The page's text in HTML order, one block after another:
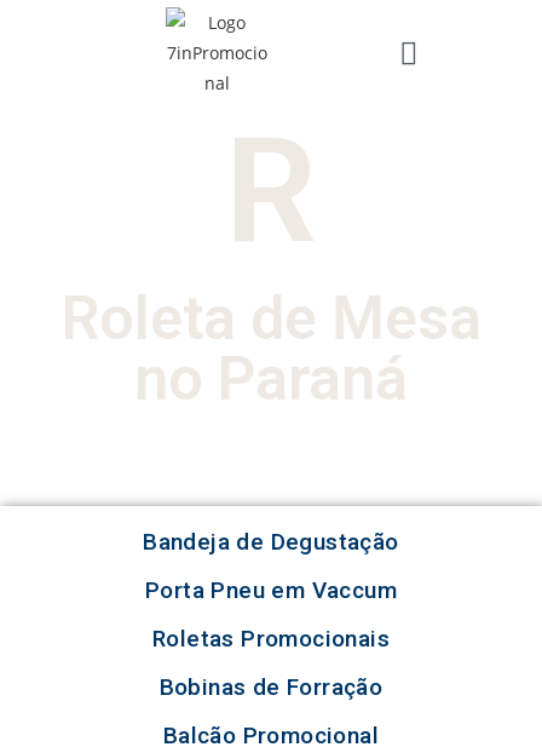
R
Roleta de Mesa
no Paraná
Bandeja de Degustação
Porta Pneu em Vaccum
Roletas Promocionais
Bobinas de Forração
Balcão Promocional